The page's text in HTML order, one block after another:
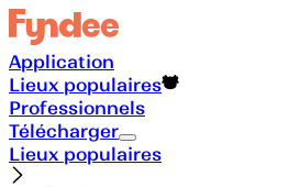
Application
Lieux populaires
Professionnels
Télécharger
Lieux populaires